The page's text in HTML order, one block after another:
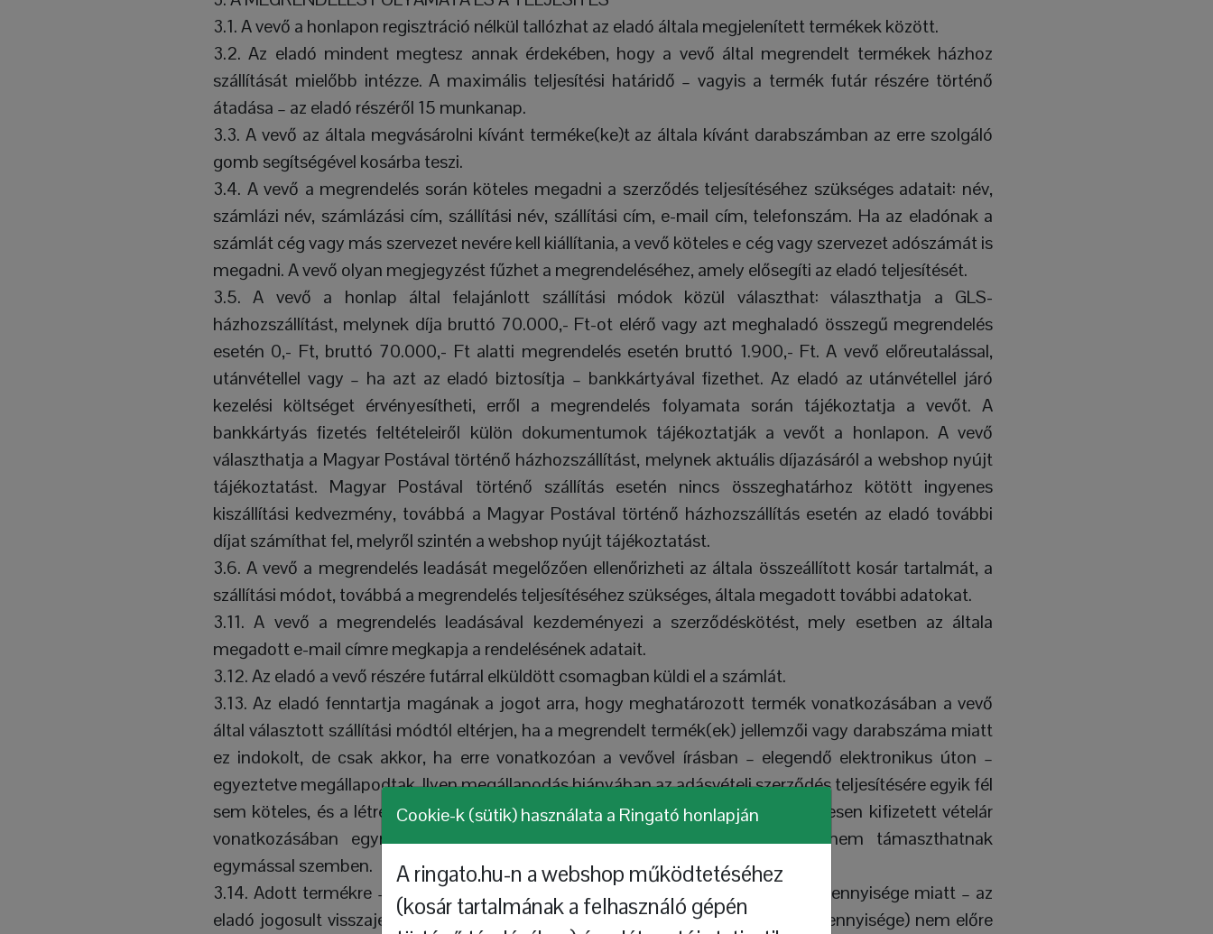
3.1. A vevő a honlapon regisztráció nélkül tallózhat az eladó általa megjelenített termékek között.
3.2. Az eladó mindent megtesz annak érdekében, hogy a vevő által megrendelt termékek házhoz
szállítását mielőbb intézze. A maximális teljesítési határidő – vagyis a termék futár részére történő
átadása – az eladó részéről 15 munkanap.
3.3. A vevő az általa megvásárolni kívánt terméke(ke)t az általa kívánt darabszámban az erre szolgáló
gomb segítségével kosárba teszi.
3.4. A vevő a megrendelés során köteles megadni a szerződés teljesítéséhez szükséges adatait: név,
számlázi név, számlázási cím, szállítási név, szállítási cím, e-mail cím, telefonszám. Ha az eladónak a
számlát cég vagy más szervezet nevére kell kiállítania, a vevő köteles e cég vagy szervezet adószámát is
megadni. A vevő olyan megjegyzést fűzhet a megrendeléséhez, amely elősegíti az eladó teljesítését.
3.5. A vevő a honlap által felajánlott szállítási módok közül választhat: választhatja a GLS-
házhozszállítást, melynek díja bruttó 70.000,- Ft-ot elérő vagy azt meghaladó összegű megrendelés
esetén 0,- Ft, bruttó 70.000,- Ft alatti megrendelés esetén bruttó 1.900,- Ft. A vevő előreutalással,
utánvétellel vagy – ha azt az eladó biztosítja – bankkártyával fizethet. Az eladó az utánvétellel járó
kezelési költséget érvényesítheti, erről a megrendelés folyamata során tájékoztatja a vevőt. A
bankkártyás fizetés feltételeiről külön dokumentumok tájékoztatják a vevőt a honlapon. A vevő
választhatja a Magyar Postával történő házhozszállítást, melynek aktuális díjazásáról a webshop nyújt
tájékoztatást. Magyar Postával történő szállítás esetén nincs összeghatárhoz kötött ingyenes
kiszállítási kedvezmény, továbbá a Magyar Postával történő házhozszállítás esetén az eladó további
díjat számíthat fel, melyről szintén a webshop nyújt tájékoztatást.
3.6. A vevő a megrendelés leadását megelőzően ellenőrizheti az általa összeállított kosár tartalmát, a
szállítási módot, továbbá a megrendelés teljesítéséhez szükséges, általa megadott további adatokat.
3.11. A vevő a megrendelés leadásával kezdeményezi a szerződéskötést, mely esetben az általa
megadott e-mail címre megkapja a rendelésének adatait.
3.12. Az eladó a vevő részére futárral elküldött csomagban küldi el a számlát.
3.13. Az eladó fenntartja magának a jogot arra, hogy meghatározott termék vonatkozásában a vevő
által választott szállítási módtól eltérjen, ha a megrendelt termék(ek) jellemzői vagy darabszáma miatt
ez indokolt, de csak akkor, ha erre vonatkozóan a vevővel írásban – elegendő elektronikus úton –
egyeztetve megállapodtak. Ilyen megállapodás hiányában az adásvételi szerződés teljesítésére egyik fél
sem köteles, és a létre nem jött ügyletből fakadóan a felek a vevő által esetlegesen kifizetett vételár
vonatkozásában egymással elszámolnak, melyen felül semmilyen igényt nem támaszthatnak
egymással szemben.
3.14. Adott termékre – annak speciális tulajdonsága vagy a kosárba helyezett mennyisége miatt – az
eladó jogosult visszajelezni a vevőnek azt, hogy adott termék (vagy annak a mennyisége) nem előre
Cookie-k (sütik) használata a Ringató honlapján
A ringato.hu-n a webshop működtetéséhez
(kosár tartalmának a felhasználó gépén